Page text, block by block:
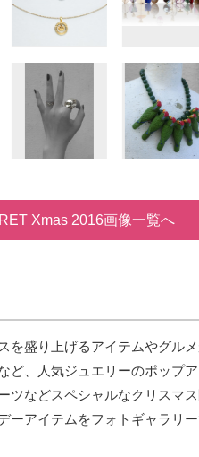
Xmas 2016画像一覧へ
を盛り上げるアイテムやグル
ど、人気ジュエリーのポップ
ツなどスペシャルなクリスマ
ーアイテムをフォトギャラリー